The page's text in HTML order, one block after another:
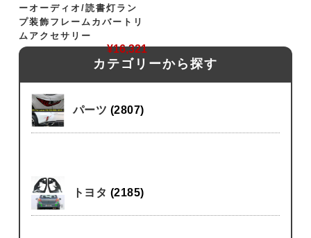
カテゴリーから探す
パーツ (2807)
トヨタ (2185)
ーオーディオ/読書灯ラン
プ装飾フレームカバートリ
ムアクセサリー
¥16,321